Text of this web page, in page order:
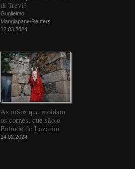
di Trevi?
Guglielmo
Mangiapane/Reuters
12.03.2024
As mãos que moldam
os cornos, que são o
Entrudo de Lazarim
14.02.2024